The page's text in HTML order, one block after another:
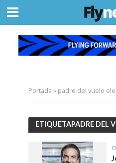
Portada » padre del vuelo
ETIQUETAPADRE DEL